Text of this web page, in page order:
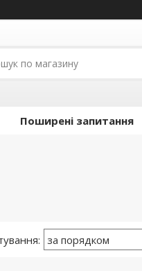
Поширені запитання